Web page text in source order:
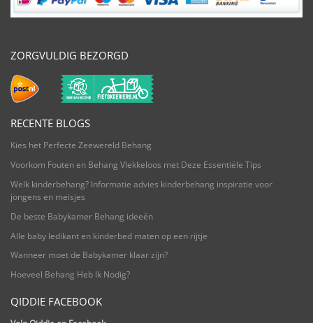
ZORGVULDIG BEZORGD
RECENTE BLOGS
Kies het Perfecte Zeewereld Behang
Voorkom Fouten en Behang Vlekkeloos met Deze Essentiële Tips
Welk kinderbehang? Informatie advies kinderbehang inspiratie voor
jongens en meisjes
De beste Babykamer Behang ideeën
Alle baby ledikant en kinderbed maten op een rijtje
Wanneer moet de Babykamer klaar zijn?
Hoeveel Behang Heb Ik Nodig?
QIDDIE FACEBOOK